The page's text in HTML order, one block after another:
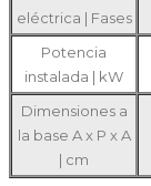
eléctrica | Fases
Potencia
instalada | kW
Dimensiones a
la base A x P x A
| cm